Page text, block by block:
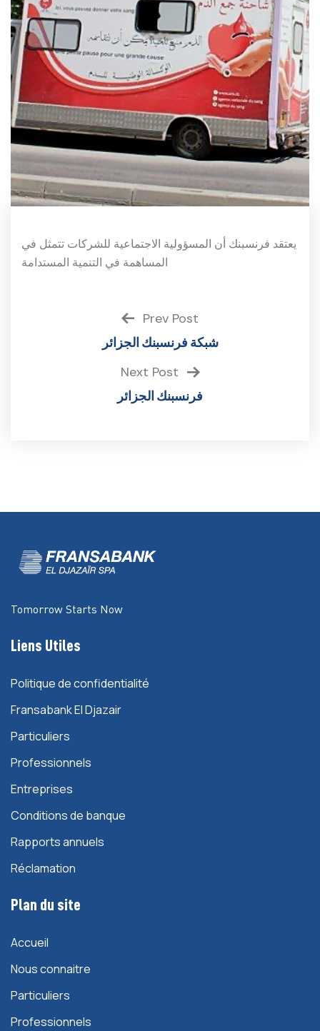
يعتقد فرنسبنك أن المسؤولية الاجتماعية للشركات تتمثل في
المساهمة في التنمية المستدامة
Prev Post
شبكة فرنسبنك الجزائر
Next Post
فرنسبنك الجزائر
Tomorrow Starts Now
Liens Utiles
Politique de confidentialité
Fransabank El Djazair
Particuliers
Professionnels
Entreprises
Conditions de banque
Rapports annuels
Réclamation
Plan du site
Accueil
Nous connaitre
Particuliers
Professionnels